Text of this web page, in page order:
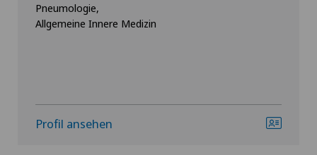
Pneumologie,
Allgemeine Innere Medizin
Profil ansehen